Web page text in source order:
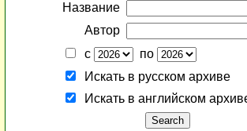
Название
Автор
с
по
Искать в русском архиве
Искать в английском